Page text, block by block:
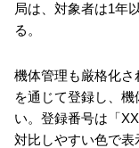
局は、対象者は1年
る。
機体管理も厳格化
を通じて登録し、
い。登録番号は「
対比しやすい色で